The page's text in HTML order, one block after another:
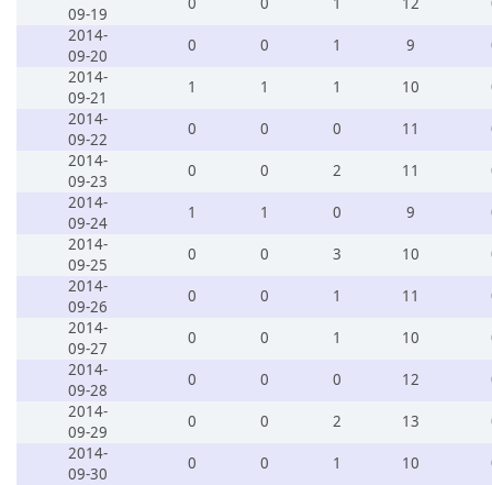
09-19
2014-
09-20
0 0 1 9
2014-
09-21
1 1 1 10
2014-
09-22
0 0 0 11
2014-
09-23
0 0 2 11
2014-
09-24
1 1 0 9
2014-
09-25
0 0 3 10
2014-
09-26
0 0 1 11
2014-
09-27
0 0 1 10
2014-
09-28
0 0 0 12
2014-
09-29
0 0 2 13
2014-
09-30
0 0 1 10